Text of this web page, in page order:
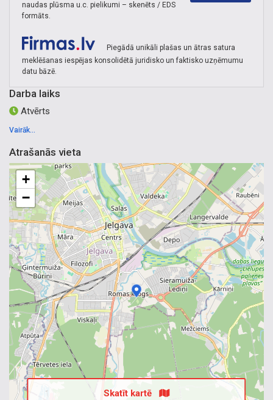
naudas plūsma u.c. pielikumi – skenēts / EDS
formāts.
Piegādā unikāli plašas un ātras satura
meklēšanas iespējas konsolidētā juridisko un faktisko uzņēmumu
datu bāzē.
Darba laiks
Atvērts
Vairāk...
Atrašanās vieta
+
−
Skatīt kartē